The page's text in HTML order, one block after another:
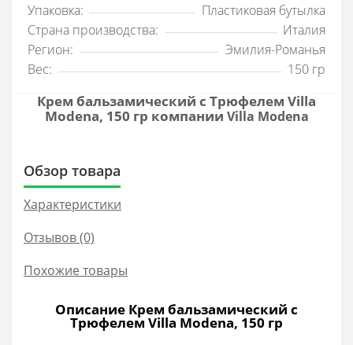
Упаковка:
Пластиковая бутылка
Страна производства:
Италия
Регион:
Эмилия-Романья
Вес:
150 гр
Крем бальзамический с Трюфелем Villa
Modena, 150 гр компании Villa Modena
Обзор товара
Характеристики
Отзывов (0)
Похожие товары
Описание Крем бальзамический с
Трюфелем Villa Modena, 150 гр